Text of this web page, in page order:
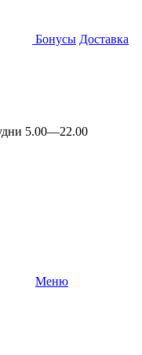
Бонусы Доставка
5.00—22.00
Меню